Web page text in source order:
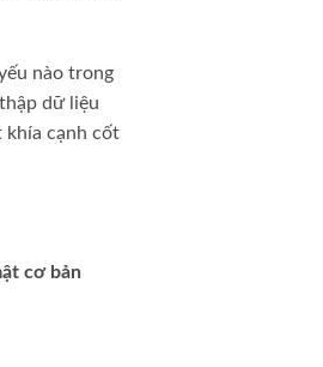
nào trong
dữ liệu
khía cạnh cốt
cơ bản